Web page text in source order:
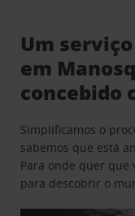
Um
em
concebido
Simplificamos o
sabemos que está
Para onde quer que
para descobrir o